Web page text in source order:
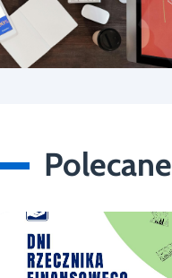
Polecane